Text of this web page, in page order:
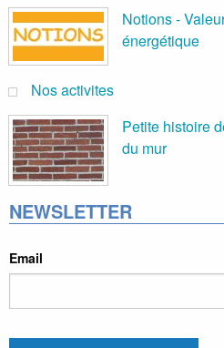
Notions -
énergétique
Nos activites
Petite histoire
du mur
NEWSLETTER
Email